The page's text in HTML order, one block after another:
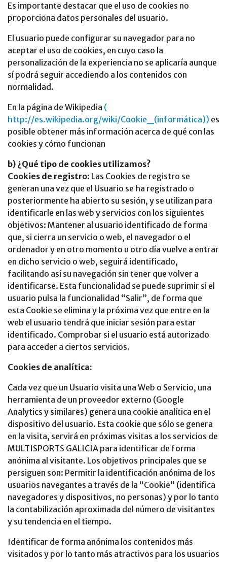
Es importante destacar que el uso de cookies no
proporciona datos personales del usuario.
El usuario puede configurar su navegador para no
aceptar el uso de cookies, en cuyo caso la
personalización de la experiencia no se aplicaría aunque
sí podrá seguir accediendo a los contenidos con
normalidad.
En la página de Wikipedia (
http://es.wikipedia.org/wiki/Cookie_(informática)) es
posible obtener más información acerca de qué con las
cookies y cómo funcionan
b) ¿Qué tipo de cookies utilizamos?
Cookies de registro: Las Cookies de registro se
generan una vez que el Usuario se ha registrado o
posteriormente ha abierto su sesión, y se utilizan para
identificarle en las web y servicios con los siguientes
objetivos: Mantener al usuario identificado de forma
que, si cierra un servicio o web, el navegador o el
ordenador y en otro momento u otro día vuelve a entrar
en dicho servicio o web, seguirá identificado,
facilitando así su navegación sin tener que volver a
identificarse. Esta funcionalidad se puede suprimir si el
usuario pulsa la funcionalidad “Salir”, de forma que
esta Cookie se elimina y la próxima vez que entre en la
web el usuario tendrá que iniciar sesión para estar
identificado. Comprobar si el usuario está autorizado
para acceder a ciertos servicios.
Cookies de analítica:
Cada vez que un Usuario visita una Web o Servicio, una
herramienta de un proveedor externo (Google
Analytics y similares) genera una cookie analítica en el
dispositivo del usuario. Esta cookie que sólo se genera
en la visita, servirá en próximas visitas a los servicios de
MULTISPORTS GALICIA para identificar de forma
anónima al visitante. Los objetivos principales que se
persiguen son: Permitir la identificación anónima de los
usuarios navegantes a través de la “Cookie” (identifica
navegadores y dispositivos, no personas) y por lo tanto
la contabilización aproximada del número de visitantes
y su tendencia en el tiempo.
Identificar de forma anónima los contenidos más
visitados y por lo tanto más atractivos para los usuarios